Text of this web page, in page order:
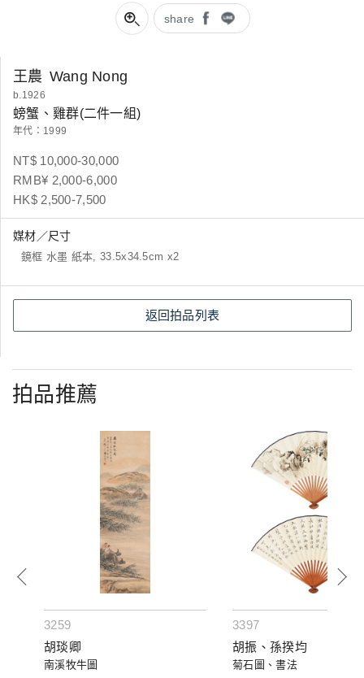
share
王農 Wang Nong
b.1926
螃蟹、雞群(二件一組)
年代：1999
NT$ 10,000-30,000
RMB¥ 2,000-6,000
HK$ 2,500-7,500
媒材／尺寸
鏡框 水墨 紙本, 33.5x34.5cm x2
返回拍品列表
拍品推薦
3259
胡琰卿
南溪牧牛圖
3397
胡振、孫揆均
菊石圖、書法